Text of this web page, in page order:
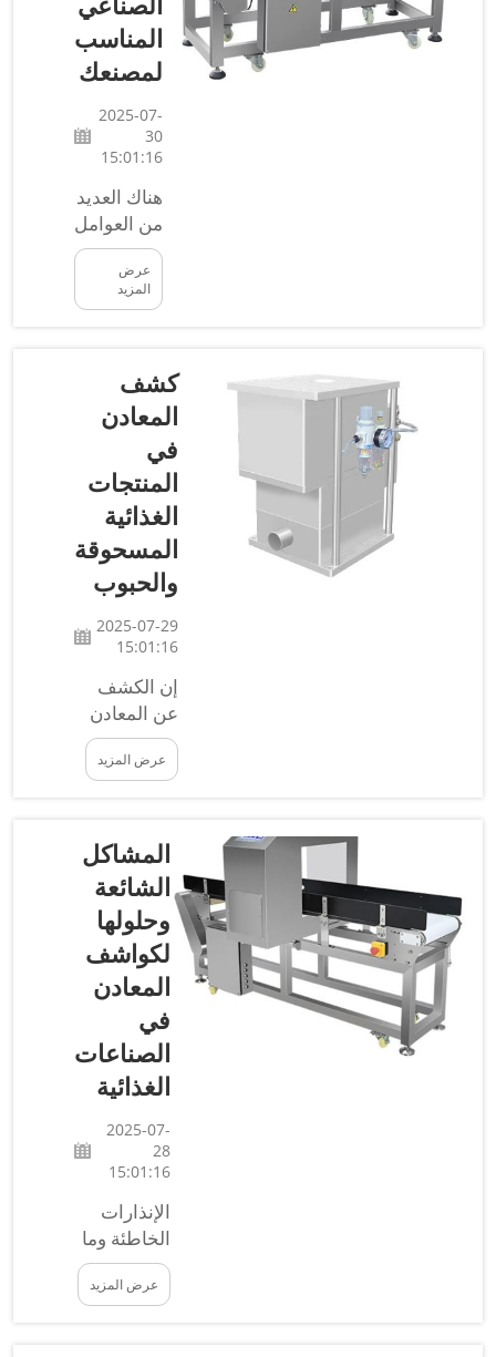
في هذه
المقالة،
نستعرض
أهمية فواصل
المعادن
الحساسة
للغاية
للبلاستيك،
و...
المناسب
لمصنعك
2025-07-
30
15:01:16
هناك العديد
من العوامل
التي يجب
مراعاتها
عند اختيار
الصناعي
المناسب
لمصنعك.
تُستخدم
أجهزة
كشف
المعادن في
البيئات
الصناعية
لضمان
سلامة
وجودة
المنتجات
من خلال
اكتشاف
التلوث
عرض
المزيد
كشف
المعادن
في
المنتجات
الغذائية
المسحوقة
والحبوب
2025-07-29
15:01:16
إن الكشف
عن المعادن
هو خطوة
حاسمة
تناوله. فهو
يضمن عدم
وجود قطع
معدنية صغيرة
في طعامك
قد تؤذيك عند
تناوله. يمكن
أن تحتوي
المساحيق
والأطعمة
بشكل عرضي
على جزيئات
لـ...
عرض المزيد
المشاكل
الشائعة
وحلولها
لكواشف
المعادن
في
الصناعات
الغذائية
2025-07-
28
15:01:16
الإنذارات
الخاطئة وما
يجب القيام
به حيالها:
عرض المزيد